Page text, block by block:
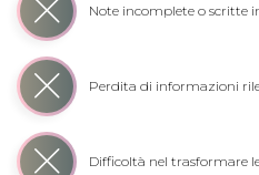
Note incomplete o scritte
Perdita di informazioni
Difficoltà nel trasformare